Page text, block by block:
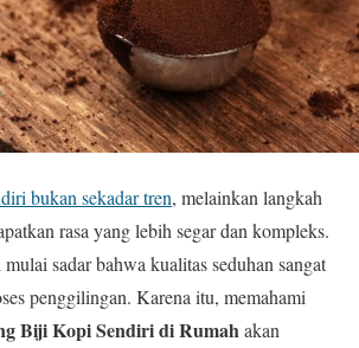
bukan sekadar tren, melainkan langkah
rasa yang lebih segar dan kompleks.
sadar bahwa kualitas seduhan sangat
penggilingan. Karena itu, memahami
Biji Kopi Sendiri di Rumahakan